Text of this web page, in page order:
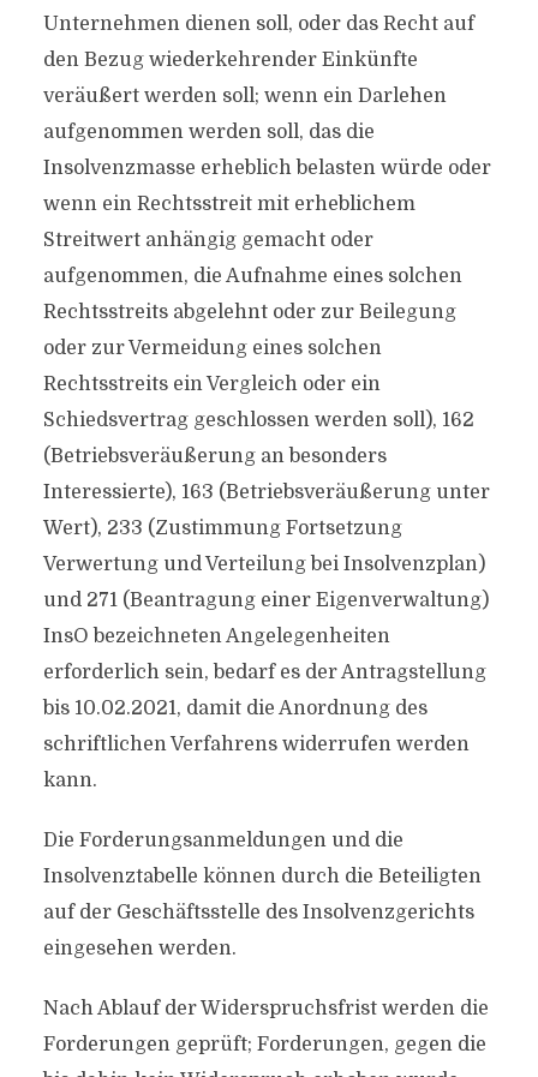
Unternehmen dienen soll, oder das Recht auf
den Bezug wiederkehrender Einkünfte
veräußert werden soll; wenn ein Darlehen
aufgenommen werden soll, das die
Insolvenzmasse erheblich belasten würde oder
wenn ein Rechtsstreit mit erheblichem
Streitwert anhängig gemacht oder
aufgenommen, die Aufnahme eines solchen
Rechtsstreits abgelehnt oder zur Beilegung
oder zur Vermeidung eines solchen
Rechtsstreits ein Vergleich oder ein
Schiedsvertrag geschlossen werden soll), 162
(Betriebsveräußerung an besonders
Interessierte), 163 (Betriebsveräußerung unter
Wert), 233 (Zustimmung Fortsetzung
Verwertung und Verteilung bei Insolvenzplan)
und 271 (Beantragung einer Eigenverwaltung)
InsO bezeichneten Angelegenheiten
erforderlich sein, bedarf es der Antragstellung
bis 10.02.2021, damit die Anordnung des
schriftlichen Verfahrens widerrufen werden
kann.
Die Forderungsanmeldungen und die
Insolvenztabelle können durch die Beteiligten
auf der Geschäftsstelle des Insolvenzgerichts
eingesehen werden.
Nach Ablauf der Widerspruchsfrist werden die
Forderungen geprüft; Forderungen, gegen die